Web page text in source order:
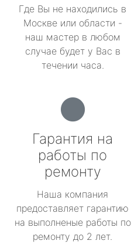
Где Вы не находились в
Москве или области -
наш мастер в любом
случае будет у Вас в
течении часа.
Гарантия на
работы по
ремонту
Наша компания
предоставляет гарантию
на выполненые работы по
ремонту до 2 лет.